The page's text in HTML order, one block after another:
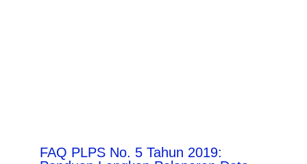
FAQ PLPS No. 5 Tahun 2019: